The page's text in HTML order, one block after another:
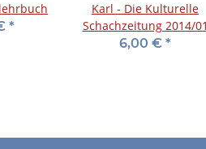
*
Karl - Die Kulturelle
Schachzeitung 2014/01
6,00 € *